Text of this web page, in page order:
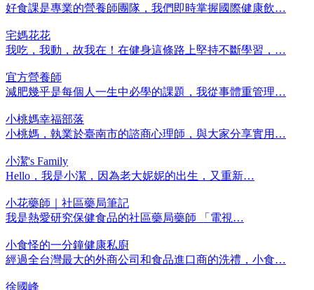
好食課是專業的營養師團隊，我們即時掌握國際健康飲…
宅媽花花
我吃，我動，故我在！在健身這條路上堅持不斷學習，…
宜方營養師
減肥幾乎是每個人一生中必學的課題，我從事體重管理…
小桃媽幸福部落
小桃媽，執業於臺南市的諮商心理師，與大家分享實用…
小潔's Family
Hello，我是小潔，因為老大妮妮的出生，又重新…
小花藥師｜社區藥局筆記
我是熱愛研究保健食品的社區藥局藥師 「電視…
小食怪的一分鐘健康私廚
經過全台灣最大的外商公司和食品進口商的洗禮，小食…
徐國峰